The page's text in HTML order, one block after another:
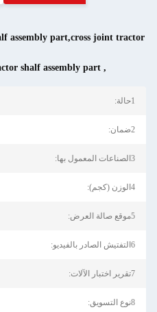
assembly part,cross joint tractor
,
shalf assembly part
1حالة:
2ضمان:
3الصناعات المعمول بها:
4الوزن (كجم):
5موقع صالة العرض:
6التفتيش الصادر بالفيديو:
7تقرير اختبار الآلات:
8نوع التسويق: